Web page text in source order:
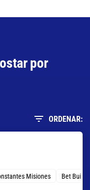
por
ORDENAR:
Misiones Bet